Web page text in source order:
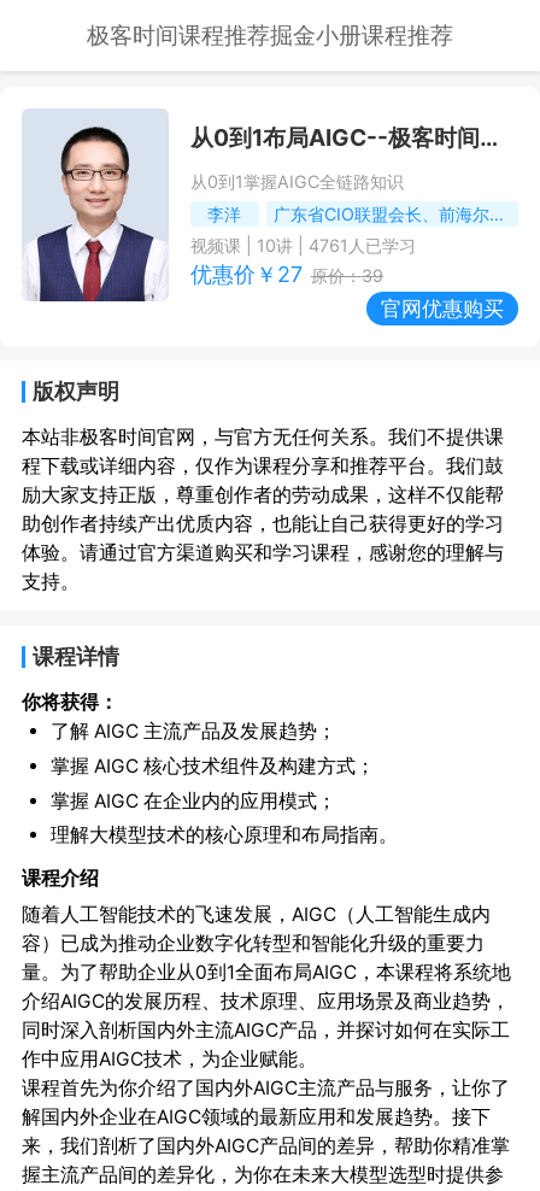
极客时间课程推荐掘金小册课程推荐
从0到1布局AIGC--极客时间课程推荐/优惠
从0到1掌握AIGC全链路知识
李洋
广东省CIO联盟会长、前海尔集团CIO
视频课| 10讲 | 4761 人已学习
优惠价￥ 27 原价：39
官网优惠购买
版权声明
本站非极客时间官网，与官方无任何关系。我们不提供课
程下载或详细内容，仅作为课程分享和推荐平台。我们鼓
励大家支持正版，尊重创作者的劳动成果，这样不仅能帮
助创作者持续产出优质内容，也能让自己获得更好的学习
体验。请通过官方渠道购买和学习课程，感谢您的理解与
支持。
课程详情
你将获得：
了解 AIGC 主流产品及发展趋势；
掌握 AIGC 核心技术组件及构建方式；
掌握 AIGC 在企业内的应用模式；
理解大模型技术的核心原理和布局指南。
课程介绍
随着人工智能技术的飞速发展，AIGC（人工智能生成内
容）已成为推动企业数字化转型和智能化升级的重要力
量。为了帮助企业从0到1全面布局AIGC，本课程将系统地
介绍AIGC的发展历程、技术原理、应用场景及商业趋势，
同时深入剖析国内外主流AIGC产品，并探讨如何在实际工
作中应用AIGC技术，为企业赋能。
课程首先为你介绍了国内外AIGC主流产品与服务，让你了
解国内外企业在AIGC领域的最新应用和发展趋势。接下
来，我们剖析了国内外AIGC产品间的差异，帮助你精准掌
握主流产品间的差异化，为你在未来大模型选型时提供参